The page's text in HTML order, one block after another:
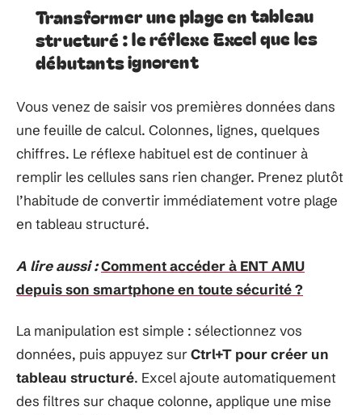
Transformer une plage en tableau
structuré : le réflexe Excel que les
débutants ignorent
Vous venez de saisir vos premières données dans
une feuille de calcul. Colonnes, lignes, quelques
chiffres. Le réflexe habituel est de continuer à
remplir les cellules sans rien changer. Prenez plutôt
l’habitude de convertir immédiatement votre plage
en tableau structuré.
A lire aussi :Comment accéder à ENT AMU
depuis son smartphone en toute sécurité ?
La manipulation est simple : sélectionnez vos
données, puis appuyez surCtrl+T pour créer un
tableau structuré. Excel ajoute automatiquement
des filtres sur chaque colonne, applique une mise